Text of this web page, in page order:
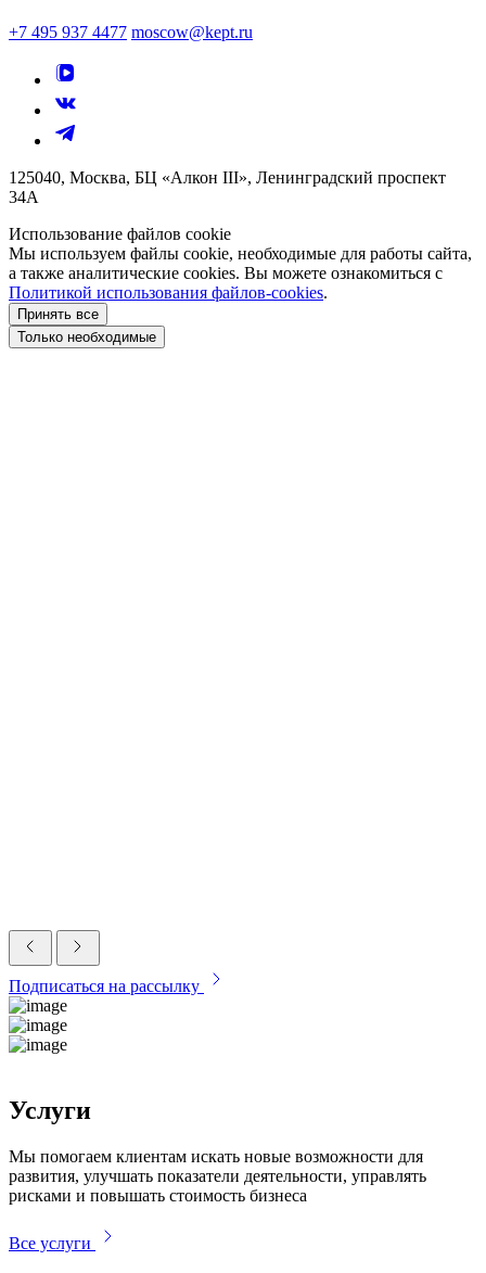
+7 495 937 4477 moscow@kept.ru
125040, Москва, БЦ «Алкон III», Ленинградский проспект
34А
Использование файлов cookie
Мы используем файлы cookie, необходимые для работы сайта,
а также аналитические cookies. Вы можете ознакомиться с
Политикой использования файлов-cookies.
Принять все
Только необходимые
Подписаться на рассылку
Услуги
Мы помогаем клиентам искать новые возможности для
развития, улучшать показатели деятельности, управлять
рисками и повышать стоимость бизнеса
Все услуги